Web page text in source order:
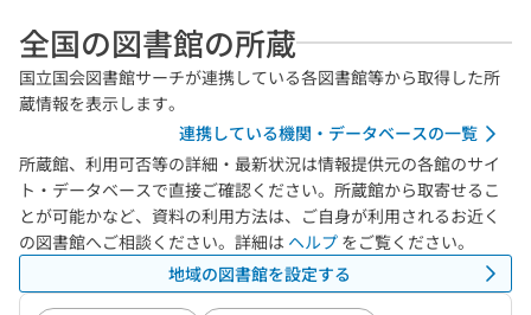
全国の図書館の所蔵
国立国会図書館サーチが連携している各図書館等から取得した所
蔵情報を表示します。
連携している機関・データベースの一覧
所蔵館、利用可否等の詳細・最新状況は情報提供元の各館のサイ
ト・データベースで直接ご確認ください。所蔵館から取寄せるこ
とが可能かなど、資料の利用方法は、ご自身が利用されるお近く
の図書館へご相談ください。詳細は ヘルプ をご覧ください。
地域の図書館を設定する